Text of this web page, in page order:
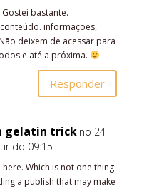
bastante.
informações,
deixem de acessar para
e até a próxima.
Responder
gelatin trick no 24
do 09:15
here. Which is not one thing
a publish that may make